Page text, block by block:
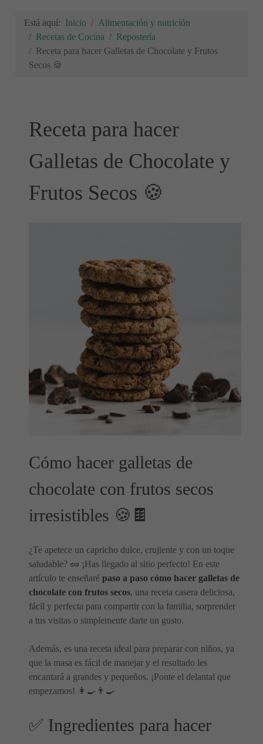
Está aquí: Inicio
Alimentación y nutrición
Recetas de Cocina
Repostería
Receta para hacer Galletas de Chocolate y Frutos
Secos 🍪
Receta para hacer
Galletas de Chocolate y
Frutos Secos 🍪
Cómo hacer galletas de
chocolate con frutos secos
irresistibles 🍪🍫
¿Te apetece un capricho dulce, crujiente y con un toque
saludable? 🥜 ¡Has llegado al sitio perfecto! En este
artículo te enseñaré paso a paso cómo hacer galletas de
chocolate con frutos secos, una receta casera deliciosa,
fácil y perfecta para compartir con la familia, sorprender
a tus visitas o simplemente darte un gusto.
Además, es una receta ideal para preparar con niños, ya
que la masa es fácil de manejar y el resultado les
encantará a grandes y pequeños. ¡Ponte el delantal que
empezamos! 👩‍🍳👨‍🍳
✅ Ingredientes para hacer